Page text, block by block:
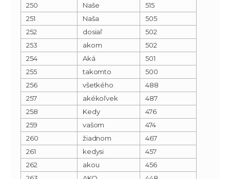
250
Naše
515
251
Naša
505
252
dosiaľ
502
253
akom
502
254
Aká
501
255
takomto
500
256
všetkého
488
257
akékoľvek
487
258
Kedy
476
259
vašom
474
260
žiadnom
467
261
kedysi
457
262
akou
456